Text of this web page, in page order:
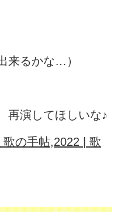
来るかな…）
再演してほしいな♪
の手帖,2022 | 歌